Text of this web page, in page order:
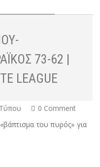
73-62 |
LEAGUE
0 Comment
του πυρός» για